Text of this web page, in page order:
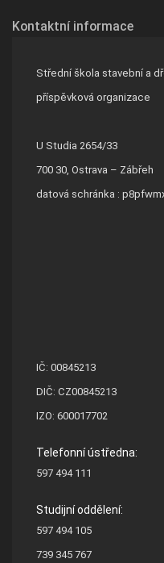
Kontaktní informace
Střední škola stavební a
příspěvková organizace
U Studia 2654/33
700 30, Ostrava – Zábřeh
datová schránka :
IČ: 00845213
DIČ: CZ00845213
IZO: 600017702
Telefonní ústředna:
597 494 111
Studijní oddělení:
597 494 105
739 345 767